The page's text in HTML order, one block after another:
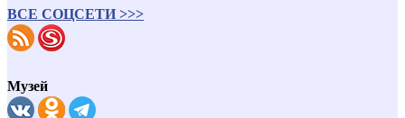
ВСЕ СОЦСЕТИ >>>
Музей